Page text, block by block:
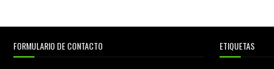
FORMULARIO DE CONTACTO ETIQUETAS